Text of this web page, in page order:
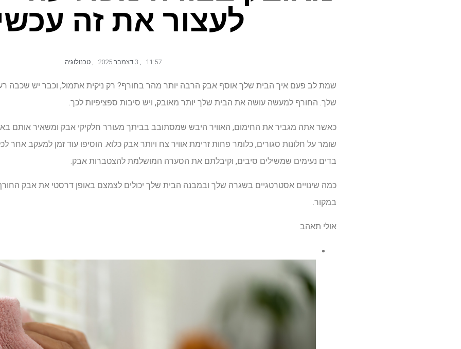
לעצור את זה
11:57
,
, טכנולוגיה
שמת לב פעם איך הבית שלך אוסף אבק הרבה יותר מהר בחורף? רק ניקית אתמול, וכבר יש שכבה
שלך. החורף למעשה עושה את הבית שלך יותר מאובק, ויש סיבות ספציפיות לכך.
כאשר אתה מגביר את החימום, האוויר היבש שמסתובב בביתך מעורר חלקיקי אבק ומשאיר אותם
שומר על חלונות סגורים, כלומר פחות זרימת אוויר צח ויותר אבק כלוא. הוסיפו עוד זמן למעקב אחר
בדים נעימים שמשילים סיבים, וקיבלתם את הסערה המושלמת להצטברות אבק.
כמה שינויים אסטרטגיים בשגרה שלך ובמבנה הבית שלך יכולים לצמצם באופן דרסטי את אבק
במקור.
אולי תאהב